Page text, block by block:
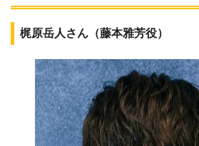
梶原岳人さん（藤本雅芳役）